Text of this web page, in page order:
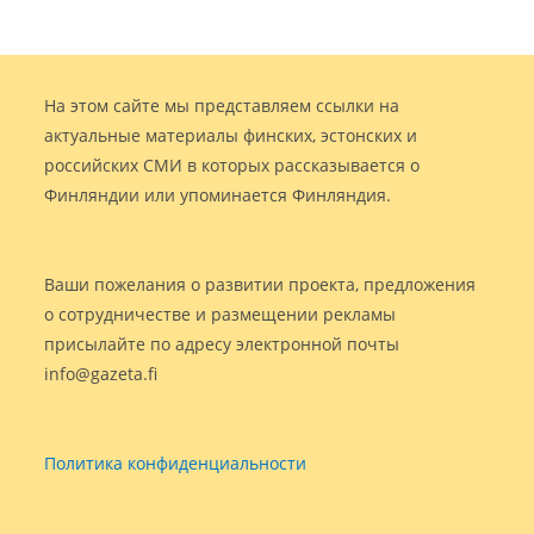
На этом сайте мы представляем ссылки на
актуальные материалы финских, эстонских и
российских СМИ в которых рассказывается о
Финляндии или упоминается Финляндия.
Ваши пожелания о развитии проекта, предложения
о сотрудничестве и размещении рекламы
присылайте по адресу электронной почты
info@gazeta.fi
Политика конфиденциальности